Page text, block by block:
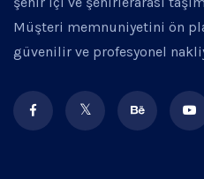
Müşteri memnuniyetini ön
güvenilir ve profesyonel